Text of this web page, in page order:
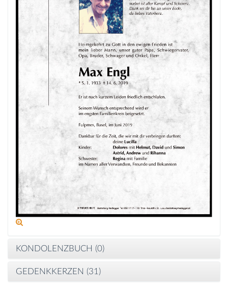
KONDOLENZBUCH (0)
GEDENKKERZEN (31 )